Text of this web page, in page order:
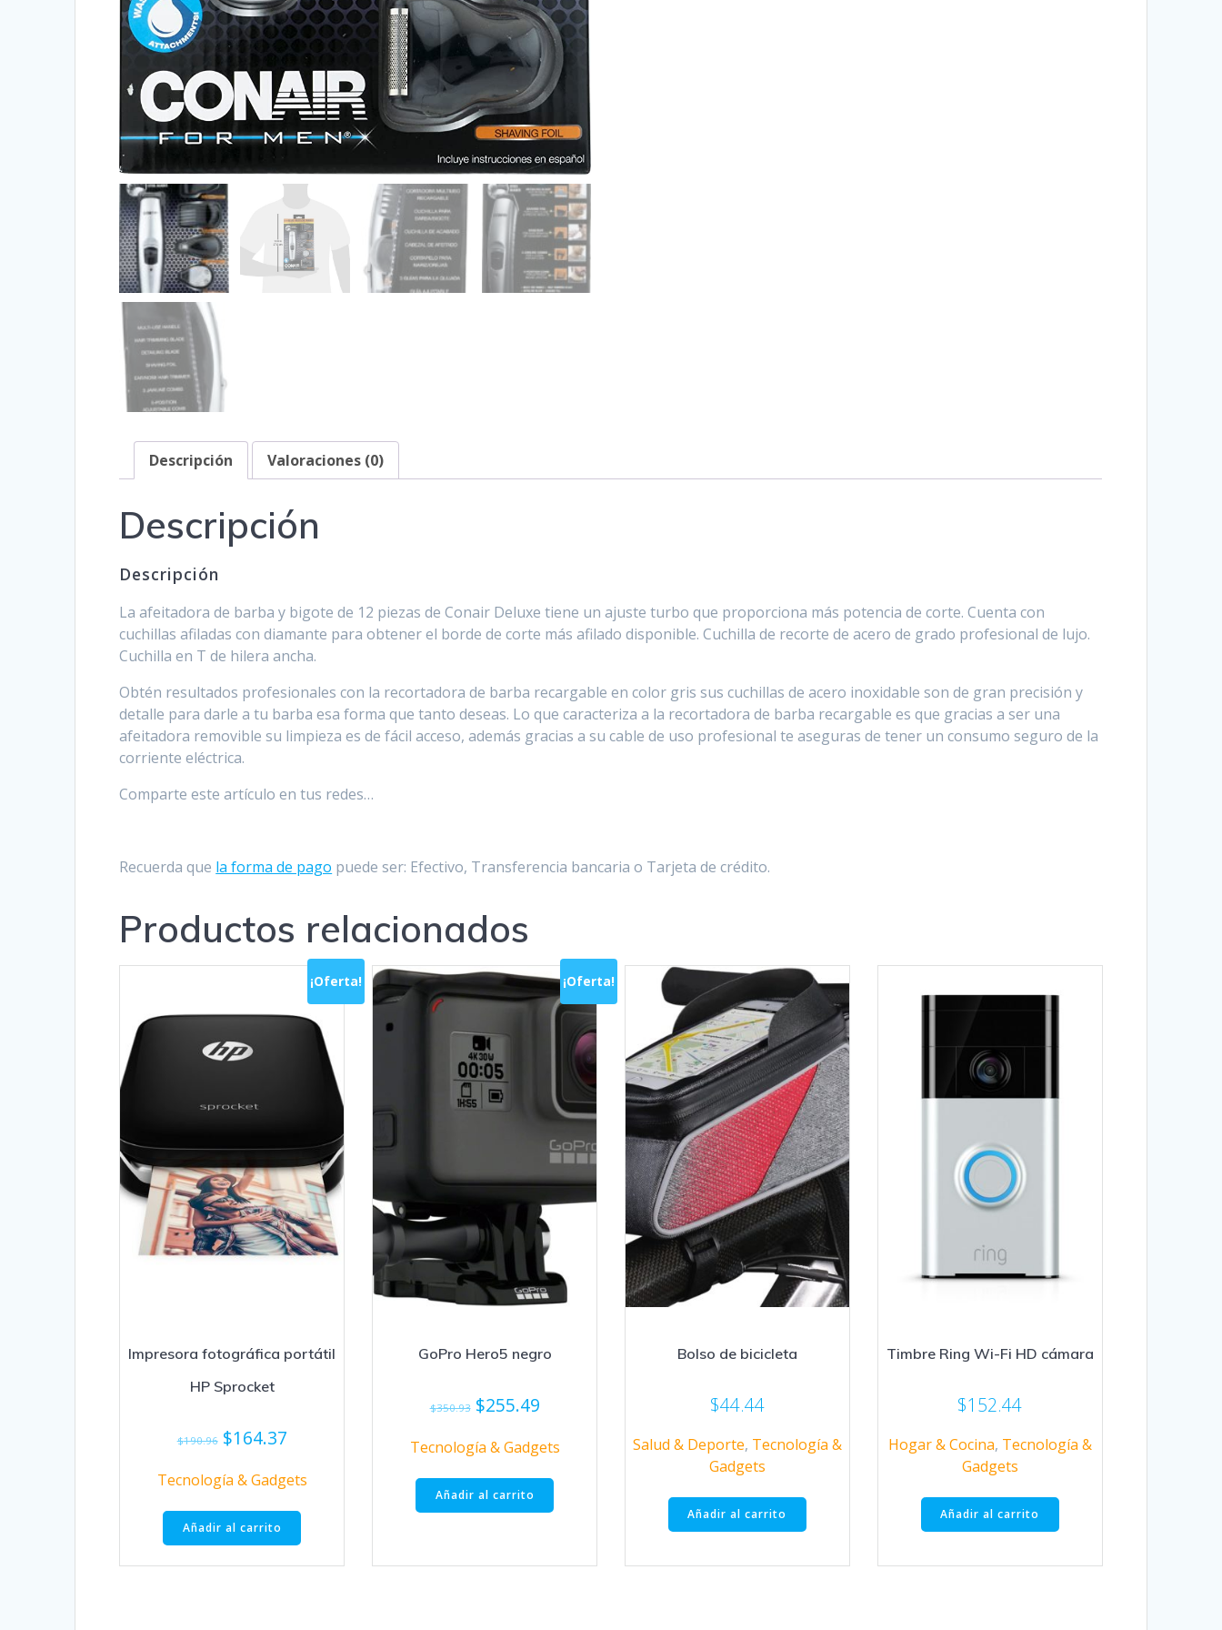
Descripción Valoraciones (0)
Descripción
Descripción
La afeitadora de barba y bigote de 12 piezas de Conair Deluxe tiene un ajuste turbo que proporciona más potencia de corte. Cuenta con
cuchillas afiladas con diamante para obtener el borde de corte más afilado disponible. Cuchilla de recorte de acero de grado profesional de lujo.
Cuchilla en T de hilera ancha.
Obtén resultados profesionales con la recortadora de barba recargable en color gris sus cuchillas de acero inoxidable son de gran precisión y
detalle para darle a tu barba esa forma que tanto deseas. Lo que caracteriza a la recortadora de barba recargable es que gracias a ser una
afeitadora removible su limpieza es de fácil acceso, además gracias a su cable de uso profesional te aseguras de tener un consumo seguro de la
corriente eléctrica.
Comparte este artículo en tus redes…
Recuerda que la forma de pago puede ser: Efectivo, Transferencia bancaria o Tarjeta de crédito.
Productos relacionados
¡Oferta!
Impresora fotográfica portátil
HP Sprocket
$190.96 El
original
$190.96.
$164.37El
actual
Tecnología & Gadgets
Añadir al carrito
¡Oferta!
GoPro Hero5 negro
$350.93 El
original
$350.93.
$255.49El
actual
Tecnología & Gadgets
Añadir al carrito
Bolso de bicicleta
$44.44
Salud & Deporte, Tecnología &
Gadgets
Añadir al carrito
Timbre Ring Wi-Fi HD cámara
$152.44
Hogar & Cocina, Tecnología &
Gadgets
Añadir al carrito